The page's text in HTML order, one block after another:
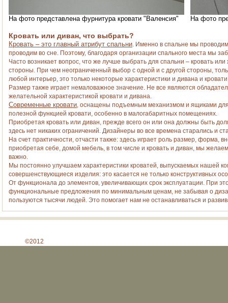
На фото представлена фурнитура кровати "Валенсия" На фото
Кровать или диван, что выбрать?
Кровать – это главный атрибут спальни. Именно в спальне мы
проводим во сне. Поэтому, благодаря организации спального места мы
Часто возникает вопрос, что же лучше выбрать для спальни – кровать
стороны. При чем неограниченный выбор с одной и с другой стороны,
любой интерьер, это только некоторые характеристики и дивана и
Размер также играет немаловажное значение. Не все являются
желательной характеристикой кровати и дивана.
Современные кровати, оснащены подъемным механизмом и ящиками для
полезной функцией кровати, особенно в малогабаритных помещениях.
Приобретая кровать или диван, прежде всего он или она должны быть
здесь нет никаких ограничений. Дизайнеры во все времена старались и
На счет практичности, отчасти также: здесь играет роль размер, форма,
приобретая себе, домой мебель, в том числе и кровать и диван, мы
важно.
Мы постоянно улучшаем характеристики кроватей, выпускаемых нашей
совершенствующиеся изделия: это касается не только конcтруктивных
От функционала до элементов, увеличивающих срок эксплуатации. При
функциональные предложения по минимальным ценам, не забывая о
пользуются тысячи людей. Это помогает нам не останавливаться и
©2012